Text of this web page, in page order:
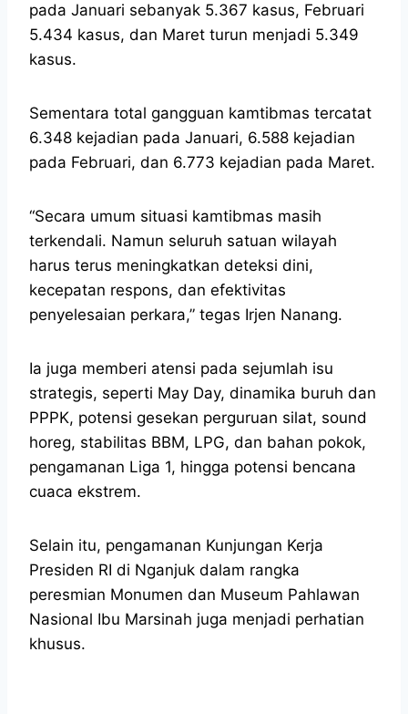
pada Januari sebanyak 5.367 kasus, Februari
5.434 kasus, dan Maret turun menjadi 5.349
kasus.
Sementara total gangguan kamtibmas tercatat
6.348 kejadian pada Januari, 6.588 kejadian
pada Februari, dan 6.773 kejadian pada Maret.
“Secara umum situasi kamtibmas masih
terkendali. Namun seluruh satuan wilayah
harus terus meningkatkan deteksi dini,
kecepatan respons, dan efektivitas
penyelesaian perkara,” tegas Irjen Nanang.
Ia juga memberi atensi pada sejumlah isu
strategis, seperti May Day, dinamika buruh dan
PPPK, potensi gesekan perguruan silat, sound
horeg, stabilitas BBM, LPG, dan bahan pokok,
pengamanan Liga 1, hingga potensi bencana
cuaca ekstrem.
Selain itu, pengamanan Kunjungan Kerja
Presiden RI di Nganjuk dalam rangka
peresmian Monumen dan Museum Pahlawan
Nasional Ibu Marsinah juga menjadi perhatian
khusus.